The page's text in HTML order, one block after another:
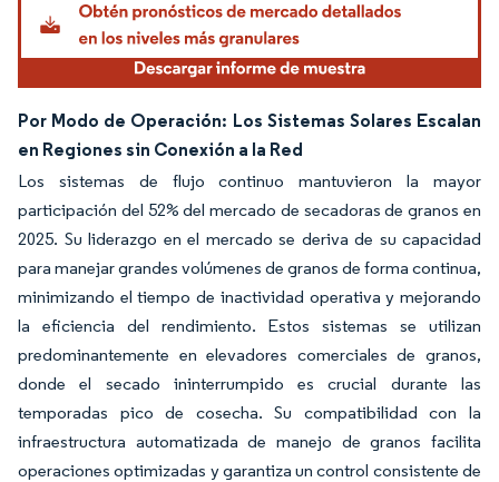
Por Modo de Operación: Los Sistemas Solares Escalan
en Regiones sin Conexión a la Red
Los sistemas de flujo continuo mantuvieron la mayor
participación del 52% del mercado de secadoras de granos en
2025. Su liderazgo en el mercado se deriva de su capacidad
para manejar grandes volúmenes de granos de forma continua,
minimizando el tiempo de inactividad operativa y mejorando
la eficiencia del rendimiento. Estos sistemas se utilizan
predominantemente en elevadores comerciales de granos,
donde el secado ininterrumpido es crucial durante las
temporadas pico de cosecha. Su compatibilidad con la
infraestructura automatizada de manejo de granos facilita
operaciones optimizadas y garantiza un control consistente de